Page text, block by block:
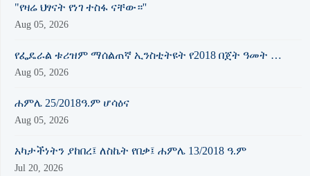
"የዛሬ ህፃናት የነገ ተስፋ ናቸው።''
Aug 05, 2026
የፌዴራል ቱሪዝም ማሰልጠኛ ኢንስቲትዩት የ2018 በጀት ዓመት …
Aug 05, 2026
ሐምሌ 25/2018ዓ.ም ሆሳዕና
Aug 05, 2026
አካታችነትን ያከበረ፤ ለስኬት የበቃ፤ ሐምሌ 13/2018 ዓ.ም
Jul 20, 2026